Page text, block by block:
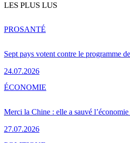
LES PLUS LUS
Sept pays votent contre le programme
24.07.2026
PROSANTÉ
Merci la Chine : elle a sauvé
27.07.2026
ÉCONOMIE